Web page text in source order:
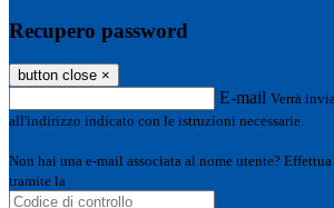
Recupero password
button close ×
E-mail Verrà
all'indirizzo indicato con le istruzioni necessarie.
Non hai una e-mail associata al nome utente?
tramite la